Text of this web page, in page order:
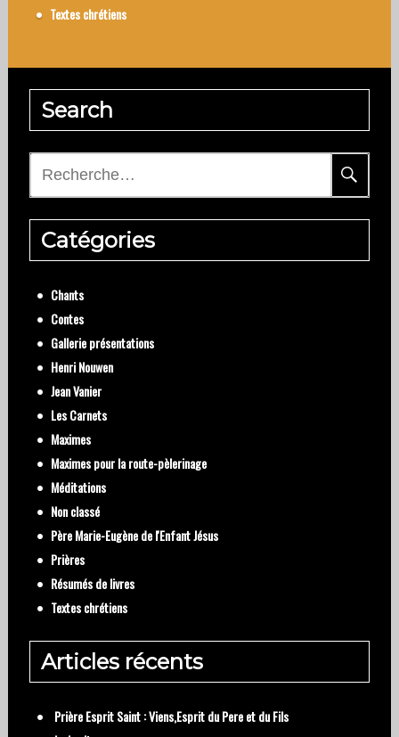
Textes chrétiens
Search
Rechercher :
Catégories
Chants
Contes
Gallerie présentations
Henri Nouwen
Jean Vanier
Les Carnets
Maximes
Maximes pour la route-pèlerinage
Méditations
Non classé
Père Marie-Eugène de l'Enfant Jésus
Prières
Résumés de livres
Textes chrétiens
Articles récents
Prière Esprit Saint : Viens,Esprit du Pere et du Fils